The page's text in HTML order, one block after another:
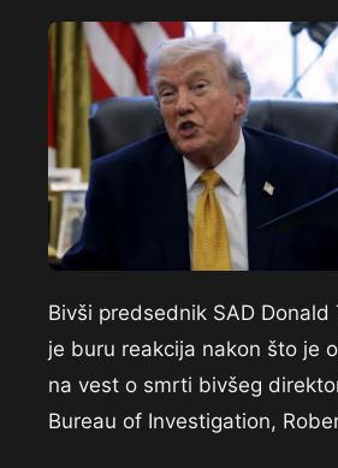
Bivši predsednik SAD Donald
je buru reakcija nakon što je
na vest o smrti bivšeg
Bureau of Investigation,